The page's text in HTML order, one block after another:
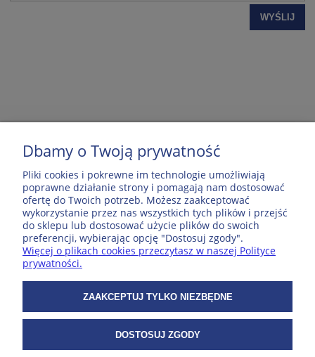
WYŚLIJ
MOJE KONTO
POPULARNE PRODUKTY
ZAKUPY
WSPÓŁPRACA
O NAS
Dbamy o Twoją prywatność
Pliki cookies i pokrewne im technologie umożliwiają
poprawne działanie strony i pomagają nam dostosować
ofertę do Twoich potrzeb. Możesz zaakceptować
wykorzystanie przez nas wszystkich tych plików i przejść
do sklepu lub dostosować użycie plików do swoich
preferencji, wybierając opcję "Dostosuj zgody".
Więcej o plikach cookies przeczytasz w naszej Polityce
prywatności.
ZAAKCEPTUJ TYLKO NIEZBĘDNE
DOSTOSUJ ZGODY